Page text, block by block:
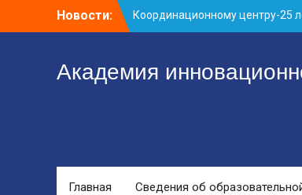
Новости:
Координационному центру-25
Заседание рабочей группа
Академия
Главная Сведения об